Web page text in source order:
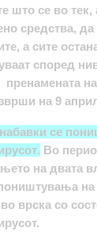
што се во тек,
средства,
а сите
според
пренамената
на 9
се
. Во
на двата
врска со